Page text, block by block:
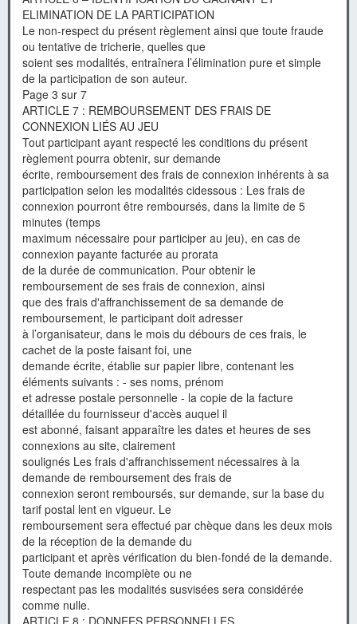
ELIMINATION DE LA PARTICIPATION
Le non-respect du présent règlement ainsi que toute fraude
ou tentative de tricherie, quelles que
soient ses modalités, entraînera l’élimination pure et simple
de la participation de son auteur.
Page 3 sur 7
ARTICLE 7 : REMBOURSEMENT DES FRAIS DE
CONNEXION LIÉS AU JEU
Tout participant ayant respecté les conditions du présent
règlement pourra obtenir, sur demande
écrite, remboursement des frais de connexion inhérents à sa
participation selon les modalités cidessous : Les frais de
connexion pourront être remboursés, dans la limite de 5
minutes (temps
maximum nécessaire pour participer au jeu), en cas de
connexion payante facturée au prorata
de la durée de communication. Pour obtenir le
remboursement de ses frais de connexion, ainsi
que des frais d'affranchissement de sa demande de
remboursement, le participant doit adresser
à l’organisateur, dans le mois du débours de ces frais, le
cachet de la poste faisant foi, une
demande écrite, établie sur papier libre, contenant les
éléments suivants : - ses noms, prénom
et adresse postale personnelle - la copie de la facture
détaillée du fournisseur d'accès auquel il
est abonné, faisant apparaître les dates et heures de ses
connexions au site, clairement
soulignés Les frais d'affranchissement nécessaires à la
demande de remboursement des frais de
connexion seront remboursés, sur demande, sur la base du
tarif postal lent en vigueur. Le
remboursement sera effectué par chèque dans les deux mois
de la réception de la demande du
participant et après vérification du bien-fondé de la demande.
Toute demande incomplète ou ne
respectant pas les modalités susvisées sera considérée
comme nulle.
ARTICLE 8 : DONNEES PERSONNELLES